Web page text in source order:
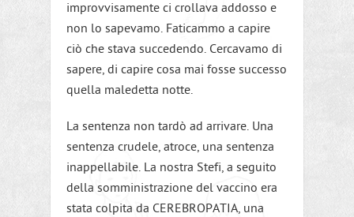
improvvisamente ci crollava addosso e
non lo sapevamo. Faticammo a capire
ciò che stava succedendo. Cercavamo di
sapere, di capire cosa mai fosse successo
quella maledetta notte.
La sentenza non tardò ad arrivare. Una
sentenza crudele, atroce, una sentenza
inappellabile. La nostra Stefi, a seguito
della somministrazione del vaccino era
stata colpita da CEREBROPATIA, una